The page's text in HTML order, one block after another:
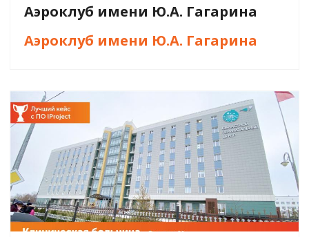
Аэроклуб имени Ю.А. Гагарина
Аэроклуб имени Ю.А. Гагарина